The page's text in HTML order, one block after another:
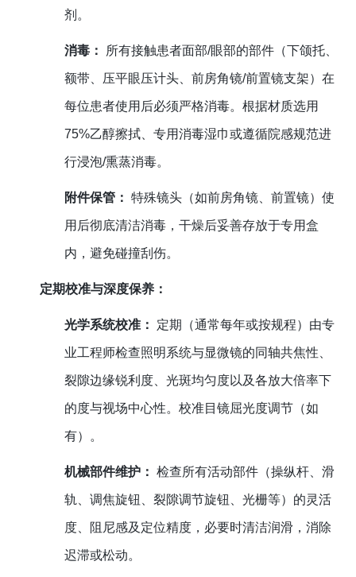
剂。
消毒： 所有接触患者面部/眼部的部件（下颌托、
额带、压平眼压计头、前房角镜/前置镜支架）在
每位患者使用后必须严格消毒。根据材质选用
75%乙醇擦拭、专用消毒湿巾或遵循院感规范进
行浸泡/熏蒸消毒。
附件保管： 特殊镜头（如前房角镜、前置镜）使
用后彻底清洁消毒，干燥后妥善存放于专用盒
内，避免碰撞刮伤。
定期校准与深度保养：
光学系统校准： 定期（通常每年或按规程）由专
业工程师检查照明系统与显微镜的同轴共焦性、
裂隙边缘锐利度、光斑均匀度以及各放大倍率下
的度与视场中心性。校准目镜屈光度调节（如
有）。
机械部件维护： 检查所有活动部件（操纵杆、滑
轨、调焦旋钮、裂隙调节旋钮、光栅等）的灵活
度、阻尼感及定位精度，必要时清洁润滑，消除
迟滞或松动。